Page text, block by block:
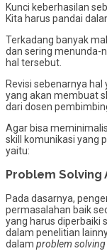
Kunci keberhasilan
Kita harus pandai
Terkadang banyak
dan sering menunda-
hal tersebut.
Revisi sebenarnya
yang akan membuat
dari dosen
Agar bisa
skill komunikasi yang
yaitu:
Problem Solving
Pada dasarnya,
permasalahan baik
yang harus diperbaiki
dalam penelitian
dalam problem solving